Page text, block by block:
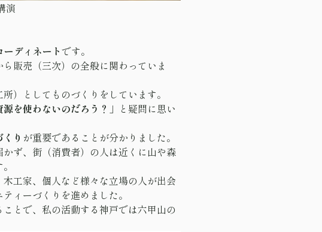
演
ディネートです。
販売（三次）の全般に関わっていま
）としてものづくりをしています。
を使わないのだろう？ 」と疑問に思い
り が重要であることが分かりました。
ず、街（消費者）の人は近くに山や森
工家、個人など様々な立場の人が出会
ィーづくりを進めました。
ことで、私の活動する神戸では六甲山の